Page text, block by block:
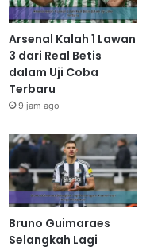
Arsenal Kalah 1 Lawan
3 dari Real Betis
dalam Uji Coba
Terbaru
9 jam ago
Bruno Guimaraes
Selangkah Lagi